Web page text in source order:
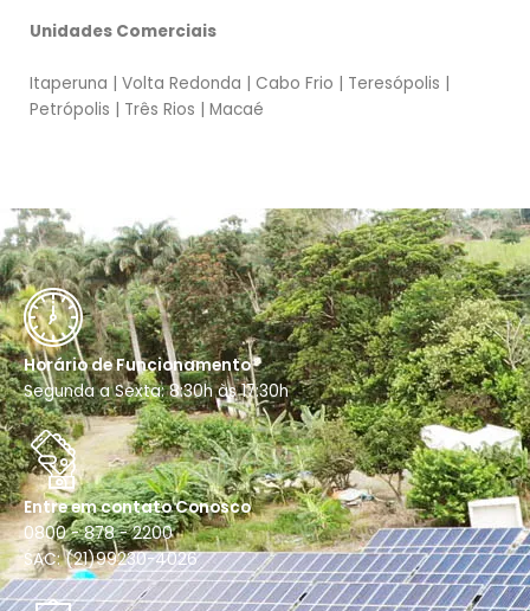
Unidades Comerciais
Itaperuna | Volta Redonda | Cabo Frio | Teresópolis |
Petrópolis | Três Rios | Macaé
Horário de Funcionamento
Segunda a Sexta: 8:30h às 17:30h
Entre em contato Conosco
0800 - 878 - 2200
SAC: (21)99230-4026